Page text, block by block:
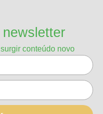
conteúdo novo